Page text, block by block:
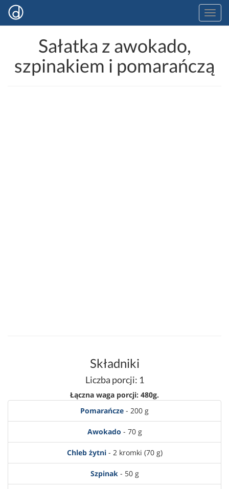
Sałatka z awokado,
szpinakiem i pomarańczą
Składniki
Liczba porcji: 1
Łączna waga porcji: 480g.
Pomarańcze - 200 g
Awokado - 70 g
Chleb żytni- 2 kromki (70 g)
Szpinak- 50 g